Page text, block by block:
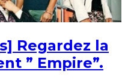
Regardez la
” Empire”.